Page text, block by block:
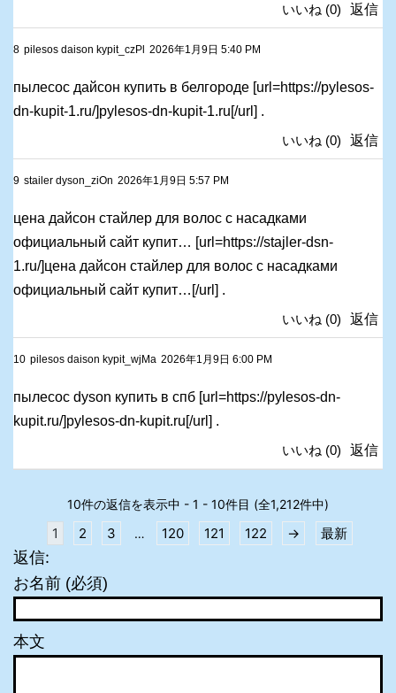
返信
いいね (0)
8 pilesos daison kypit_czPl 2026年1月9日 5:40 PM
пылесос дайсон купить в белгороде [url=https://pylesos-
dn-kupit-1.ru/]pylesos-dn-kupit-1.ru[/url] .
返信
いいね (0)
9 stailer dyson_ziOn 2026年1月9日 5:57 PM
цена дайсон стайлер для волос с насадками
официальный сайт купит… [url=https://stajler-dsn-
1.ru/]цена дайсон стайлер для волос с насадками
официальный сайт купит…[/url] .
返信
いいね (0)
10 pilesos daison kypit_wjMa 2026年1月9日 6:00 PM
пылесос dyson купить в спб [url=https://pylesos-dn-
kupit.ru/]pylesos-dn-kupit.ru[/url] .
返信
いいね (0)
10件の返信を表示中 - 1 - 10件目 (全1,212件中)
1 2 3 … 120 121 122 → 最新
返信:
お名前 (必須)
本文